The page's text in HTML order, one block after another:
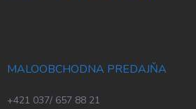
MALOOBCHODNA PREDAJŇA
+421 037/ 657 88 21